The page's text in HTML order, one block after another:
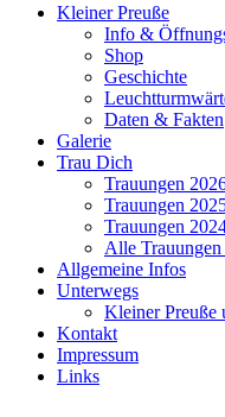
Kleiner Preuße
Info &
Shop
Geschichte
Daten & Fakten
Galerie
Trau Dich
Trauungen
Trauungen
Trauungen
Alle Trauungen
Allgemeine Infos
Unterwegs
Kleiner Preuße
Kontakt
Impressum
Links